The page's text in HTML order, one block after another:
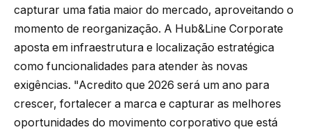
capturar uma fatia maior do mercado, aproveitando o
momento de reorganização. A Hub&Line Corporate
aposta em infraestrutura e localização estratégica
como funcionalidades para atender às novas
exigências. "Acredito que 2026 será um ano para
crescer, fortalecer a marca e capturar as melhores
oportunidades do movimento corporativo que está